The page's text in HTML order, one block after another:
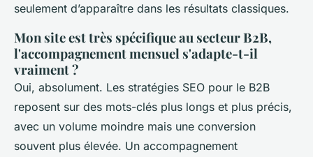
seulement d’apparaître dans les résultats classiques.
Mon site est très spécifique au secteur B2B,
l'accompagnement mensuel s'adapte-t-il
vraiment ?
Oui, absolument. Les stratégies SEO pour le B2B
reposent sur des mots-clés plus longs et plus précis,
avec un volume moindre mais une conversion
souvent plus élevée. Un accompagnement